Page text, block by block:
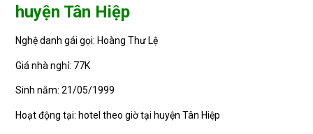
huyện Tân Hiệp
Nghệ danh gái gọi: Hoàng Thư Lệ
Giá nhà nghỉ: 77K
Sinh năm: 21/05/1999
Hoạt động tại: hotel theo giờ tại huyện Tân Hiệp